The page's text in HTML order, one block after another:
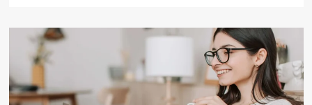
каналізаційні
системи:
як
обрати
рішення